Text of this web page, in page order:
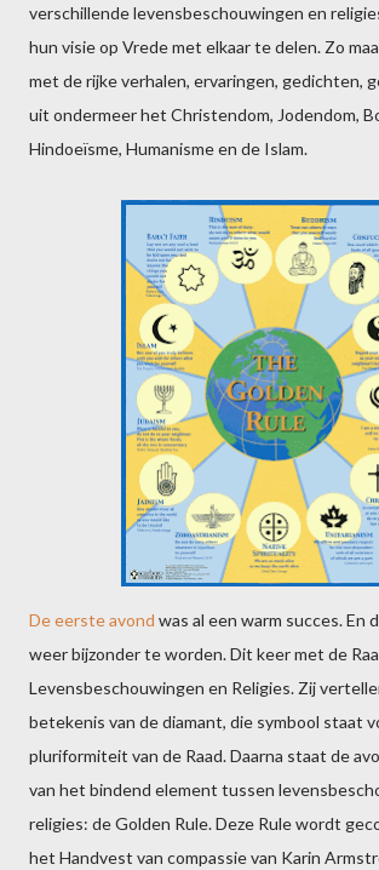
verschillende levensbeschouwingen en
hun visie op Vrede met elkaar te delen. Zo
met de rijke verhalen, ervaringen, gedichten,
uit ondermeer het Christendom, Jodendom,
Hindoeïsme, Humanisme en de Islam.
De eerste avond was al een warm succes. En
weer bijzonder te worden. Dit keer met de
Levensbeschouwingen en Religies. Zij
betekenis van de diamant, die symbool staat
pluriformiteit van de Raad. Daarna staat de
van het bindend element tussen
religies: de Golden Rule. Deze Rule wordt
het Handvest van compassie van Karin